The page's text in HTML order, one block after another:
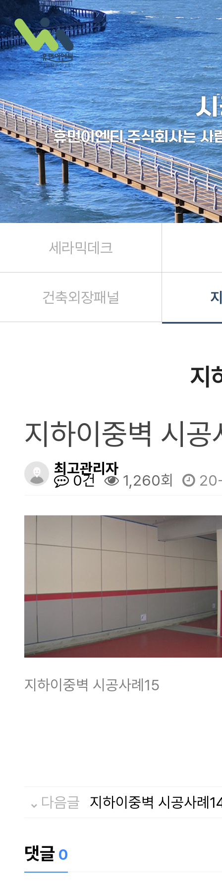
회사소개
인사말
연혁
인증 및 특허
오시는 길
시공사례
지하이중벽
LID용식생박스패널
데크 카탈로그
휴먼이엔티 주식회사는 사
세라믹데크
건축외장패널
지
지하이중벽 시공
최고관리자
0건 1,260회
지하이중벽 시공사례15
다음글 지하이중벽 시공사례
댓글 0